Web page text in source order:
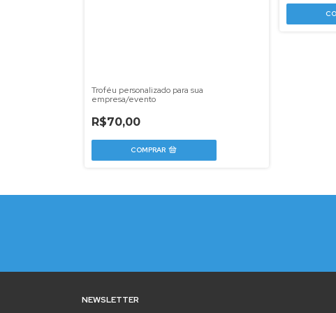
Troféu personalizado para sua
empresa/evento
R$70,00
NEWSLETTER